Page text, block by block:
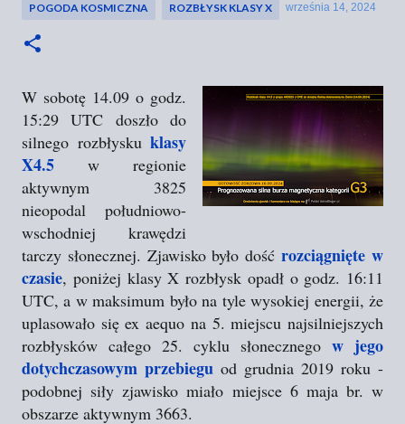
POGODA KOSMICZNA ROZBŁYSK KLASY X września 14, 2024
W sobotę 14.09 o godz.
15:29 UTC doszło do
silnego rozbłysku klasy
X4.5 w regionie
aktywnym 3825
nieopodal południowo-
wschodniej krawędzi
tarczy słonecznej. Zjawisko było dośćrozciągnięte w
czasie, poniżej klasy X rozbłysk opadł o godz. 16:11
UTC, a w maksimum było na tyle wysokiej energii, że
uplasowało się ex aequo na 5. miejscu najsilniejszych
rozbłysków całego 25. cyklu słonecznego w jego
dotychczasowym przebiegu od grudnia 2019 roku -
podobnej siły zjawisko miało miejsce 6 maja br. w
obszarze aktywnym 3663.